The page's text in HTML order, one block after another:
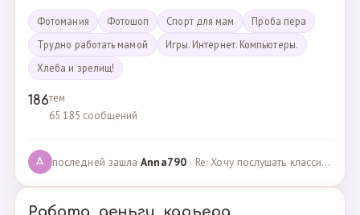
Фотомания Фотошоп Спорт для мам
Проба пера
Трудно работать мамой
Игры. Интернет. Компьютеры.
Хлеба и зрелищ!
186тем
65 185 сообщений
A последней зашлаAnna790· Re: Хочу послушать классику · 22.03.2025
Работа, деньги, карьера